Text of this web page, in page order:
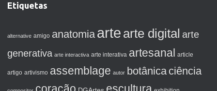
Etiquetas
alternative amigo anatomia arte arte digital arte
generativa arte interactiva arte interativa artesanal article
artigo artivismo assemblage autor botânica ciência